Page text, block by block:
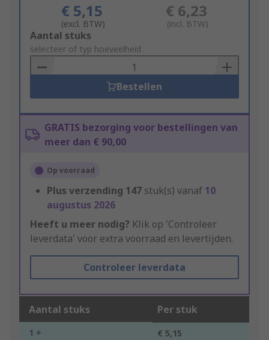
€ 5,15
(excl. BTW)
€ 6,23
(incl. BTW)
Add
to
Basket
Aantal stuks
selecteer of typ hoeveelheid
Bestellen
GRATIS bezorging voor bestellingen van
meer dan € 90,00
Op voorraad
Plus verzending 147 stuk(s) vanaf 10
augustus 2026
Heeft u meer nodig? Klik op 'Controleer
leverdata' voor extra voorraad en levertijden.
Controleer leverdata
Aantal stuks Per stuk
1 + € 5,15